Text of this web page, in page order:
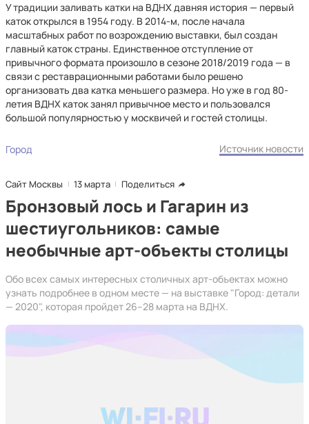
У традиции заливать катки на ВДНХ давняя история — первый
каток открылся в 1954 году. В 2014-м, после начала
масштабных работ по возрождению выставки, был создан
главный каток страны. Единственное отступление от
привычного формата произошло в сезоне 2018/2019 года — в
связи с реставрационными работами было решено
организовать два катка меньшего размера. Но уже в год 80-
летия ВДНХ каток занял привычное место и пользовался
большой популярностью у москвичей и гостей столицы.
Город Источник новости
Сайт Москвы 13 марта Поделиться
Бронзовый лось и Гагарин из
шестиугольников: самые
необычные арт-объекты столицы
Обо всех самых интересных столичных арт-объектах можно
узнать подробнее в одном месте — на выставке "Город: детали
— 2020", которая пройдет 26–28 марта на ВДНХ.